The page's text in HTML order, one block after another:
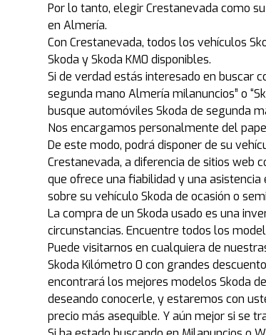
Por lo tanto, elegir Crestanevada como
en Almería.
Con Crestanevada, todos los vehículos
Skoda y Skoda KM0 disponibles.
Si de verdad estás interesado en buscar
segunda mano Almería milanuncios” o
busque automóviles Skoda de segunda
Nos encargamos personalmente del
De este modo, podrá disponer de su
Crestanevada, a diferencia de sitios web
que ofrece una fiabilidad y una
sobre su vehículo Skoda de ocasión o
La compra de un Skoda usado es una
circunstancias. Encuentre todos los
Puede visitarnos en cualquiera de
Skoda Kilómetro 0 con grandes
encontrará los mejores modelos Skoda
deseando conocerle, y estaremos con
precio más asequible. Y aún mejor si se